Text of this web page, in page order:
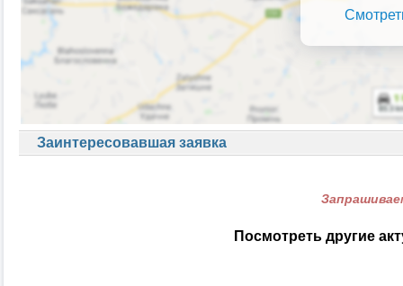
Заинтересовавшая заявка
Посмотреть другие